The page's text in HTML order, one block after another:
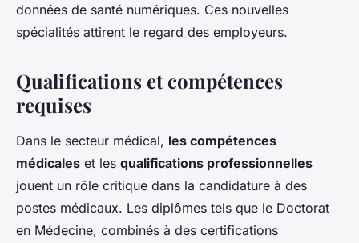
données de santé numériques. Ces nouvelles
spécialités attirent le regard des employeurs.
Qualifications et compétences
requises
Dans le secteur médical, les compétences
médicales et les qualifications professionnelles
jouent un rôle critique dans la candidature à des
postes médicaux. Les diplômes tels que le Doctorat
en Médecine, combinés à des certifications